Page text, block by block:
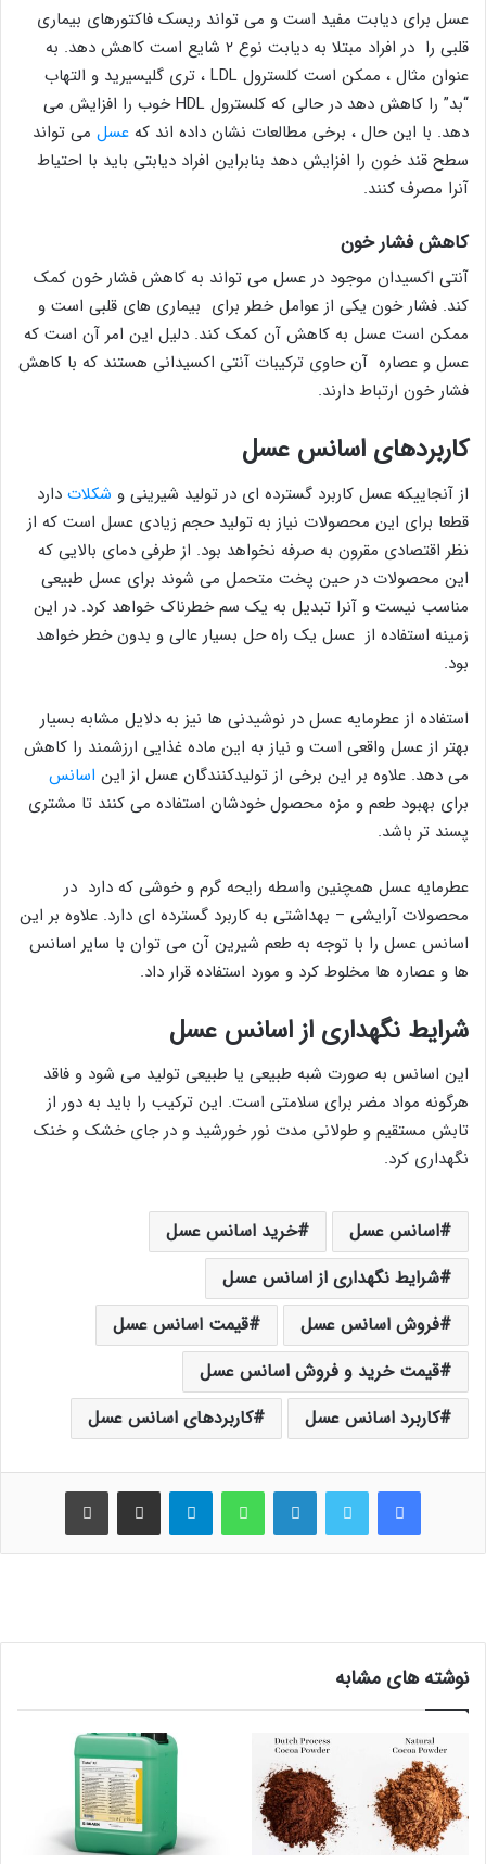
عسل برای دیابت مفید است و می تواند ریسک فاکتورهای بیماری
قلبی را در افراد مبتلا به دیابت نوع ۲ شایع است کاهش دهد. به
عنوان مثال ، ممکن است کلسترول LDL ، تری گلیسیرید و التهاب
“بد” را کاهش دهد در حالی که کلسترول HDL خوب را افزایش می
دهد. با این حال ، برخی مطالعات نشان داده اند که عسل می تواند
سطح قند خون را افزایش دهد بنابراین افراد دیابتی باید با احتیاط
آنرا مصرف کنند.
کاهش فشار خون
آنتی اکسیدان موجود در عسل می تواند به کاهش فشار خون کمک
کند. فشار خون یکی از عوامل خطر برای بیماری های قلبی است و
ممکن است عسل به کاهش آن کمک کند. دلیل این امر آن است که
عسل و عصاره آن حاوی ترکیبات آنتی اکسیدانی هستند که با کاهش
فشار خون ارتباط دارند.
کاربردهای اسانس عسل
از آنجاییکه عسل کاربرد گسترده ای در تولید شیرینی و شکلات دارد
قطعا برای این محصولات نیاز به تولید حجم زیادی عسل است که از
نظر اقتصادی مقرون به صرفه نخواهد بود. از طرفی دمای بالایی که
این محصولات در حین پخت متحمل می شوند برای عسل طبیعی
مناسب نیست و آنرا تبدیل به یک سم خطرناک خواهد کرد. در این
زمینه استفاده از عسل یک راه حل بسیار عالی و بدون خطر خواهد
بود.
استفاده از عطرمایه عسل در نوشیدنی ها نیز به دلایل مشابه بسیار
بهتر از عسل واقعی است و نیاز به این ماده غذایی ارزشمند را کاهش
می دهد. علاوه بر این برخی از تولیدکنندگان عسل از این اسانس
برای بهبود طعم و مزه محصول خودشان استفاده می کنند تا مشتری
پسند تر باشد.
عطرمایه عسل همچنین واسطه رایحه گرم و خوشی که دارد در
محصولات آرایشی – بهداشتی به کاربرد گسترده ای دارد. علاوه بر این
اسانس عسل را با توجه به طعم شیرین آن می توان با سایر اسانس
ها و عصاره ها مخلوط کرد و مورد استفاده قرار داد.
شرایط نگهداری از اسانس عسل
این اسانس به صورت شبه طبیعی یا طبیعی تولید می ‌شود و فاقد
هرگونه مواد مضر برای سلامتی است. این ترکیب را باید به دور از
تابش مستقیم و طولانی مدت نور خورشید و در جای خشک و خنک
نگهداری کرد.
اسانس عسل
خرید اسانس عسل
شرایط نگهداری از اسانس عسل
فروش اسانس عسل
قیمت اسانس عسل
قیمت خرید و فروش اسانس عسل
کاربرد اسانس عسل
کاربردهای اسانس عسل
فیس بوک لینکدین واتس آپ اشتراک گذاری از طریق ایمیل
نوشته های مشابه